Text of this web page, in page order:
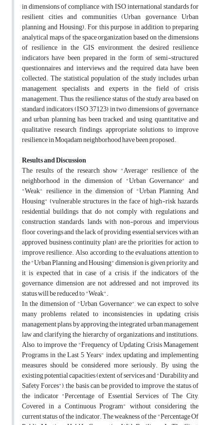
in dimensions of compliance with ISO international standards for
resilient cities and communities (Urban governance, Urban
planning, and Housing). For this purpose, in addition to preparing
analytical maps of the space organization based on the dimensions
of resilience in the GIS environment, the desired resilience
indicators have been prepared in the form of semi-structured
questionnaires and interviews and the required data have been
collected. The statistical population of the study includes urban
management, specialists, and experts in the field of crisis
management. Thus, the resilience status of the study area based on
standard indicators (ISO 37123) in two dimensions of governance
and urban planning has been tracked, and using quantitative and
qualitative research findings, appropriate solutions to improve
resilience in Moqadam neighborhood have been proposed.
Results and Discussion
The results of the research show "Average" resilience of the
neighborhood in the dimension of "Urban Governance" and
"Weak" resilience in the dimension of "Urban Planning And
Housing" (vulnerable structures in the face of high-risk hazards,
residential buildings that do not comply with regulations and
construction standards, lands with non-porous and impervious
floor coverings and the lack of providing essential services with an
approved business continuity plan) are the priorities for action to
improve resilience. Also, according to the evaluations, attention to
the "Urban Planning and Housing" dimension is given priority, and
it is expected that in case of a crisis, if the indicators of the
governance dimension are not addressed and not improved, its
status will be reduced to "Weak".
In the dimension of "Urban Governance", we can expect to solve
many problems related to inconsistencies in updating crisis
management plans by approving the integrated urban management
law and clarifying the hierarchy of organizations and institutions.
Also, to improve the "Frequency of Updating Crisis Management
Programs in the Last 5 Years" index, updating and implementing
measures should be considered more seriously. By using the
existing potential capacities (extent of services and "Durability and
Safety Forces"), the basis can be provided to improve the status of
the indicator "Percentage of Essential Services of The City,
Covered in a Continuous Program" without considering the
current status of the indicator. The weakness of the "Percentage Of